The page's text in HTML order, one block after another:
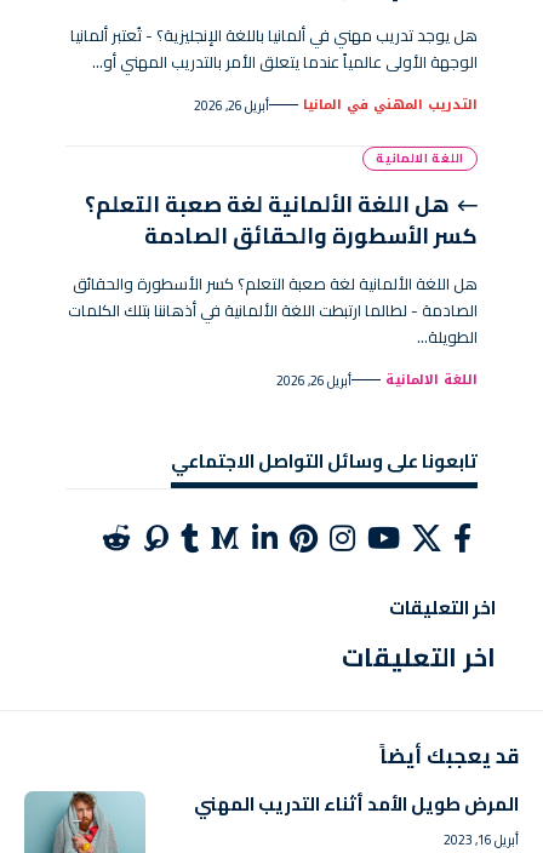
هل يوجد تدريب مهني في ألمانيا باللغة الإنجليزية؟ - تُعتبر ألمانيا
الوجهة الأولى عالمياً عندما يتعلق الأمر بالتدريب المهني أو…
التدريب المهني في المانيا أبريل 26, 2026
اللغة الالمانية
هل اللغة الألمانية لغة صعبة التعلم؟
كسر الأسطورة والحقائق الصادمة
هل اللغة الألمانية لغة صعبة التعلم؟ كسر الأسطورة والحقائق
الصادمة - لطالما ارتبطت اللغة الألمانية في أذهاننا بتلك الكلمات
الطويلة…
اللغة الالمانية أبريل 26, 2026
تابعونا على وسائل التواصل الاجتماعي
اخر التعليقات
اخر التعليقات
قد يعجبك أيضاً
المرض طويل الأمد أثناء التدريب المهني
أبريل 16, 2023